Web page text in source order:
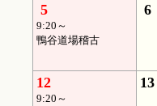
5
9:20～
鴨谷道場稽古
6
12
9:20～
13